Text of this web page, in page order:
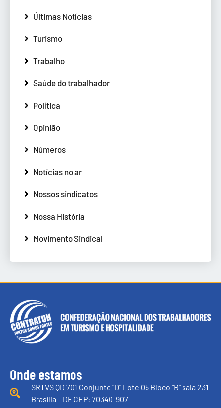
Últimas Notícias
Turismo
Trabalho
Saúde do trabalhador
Política
Opinião
Números
Notícias no ar
Nossos sindicatos
Nossa História
Movimento Sindical
Onde estamos
SRTVS QD 701 Conjunto “D” Lote 05 Bloco “B” sala 231
Brasília – DF CEP: 70340-907